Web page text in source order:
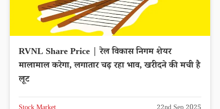
RVNL Share Price | रेल विकास निगम शेयर
मालामाल करेगा, लगातार चढ़ रहा भाव, खरीदने की मची है
लूट